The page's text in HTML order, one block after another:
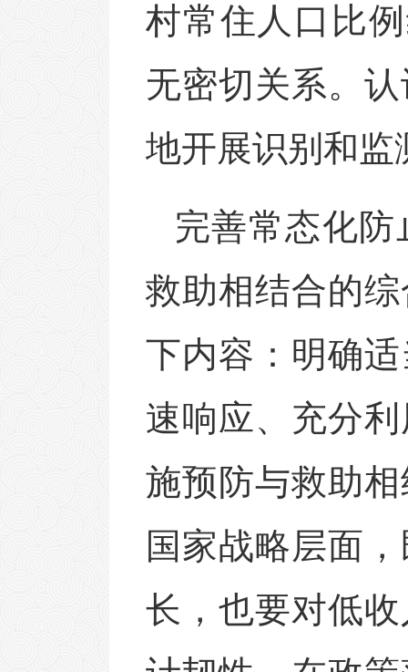
村常住人口比
无密切关系。
地开展识别和监
完善常态化
救助相结合的
下内容：明确
速响应、充分
施预防与救助
国家战略层面
长，也要对低